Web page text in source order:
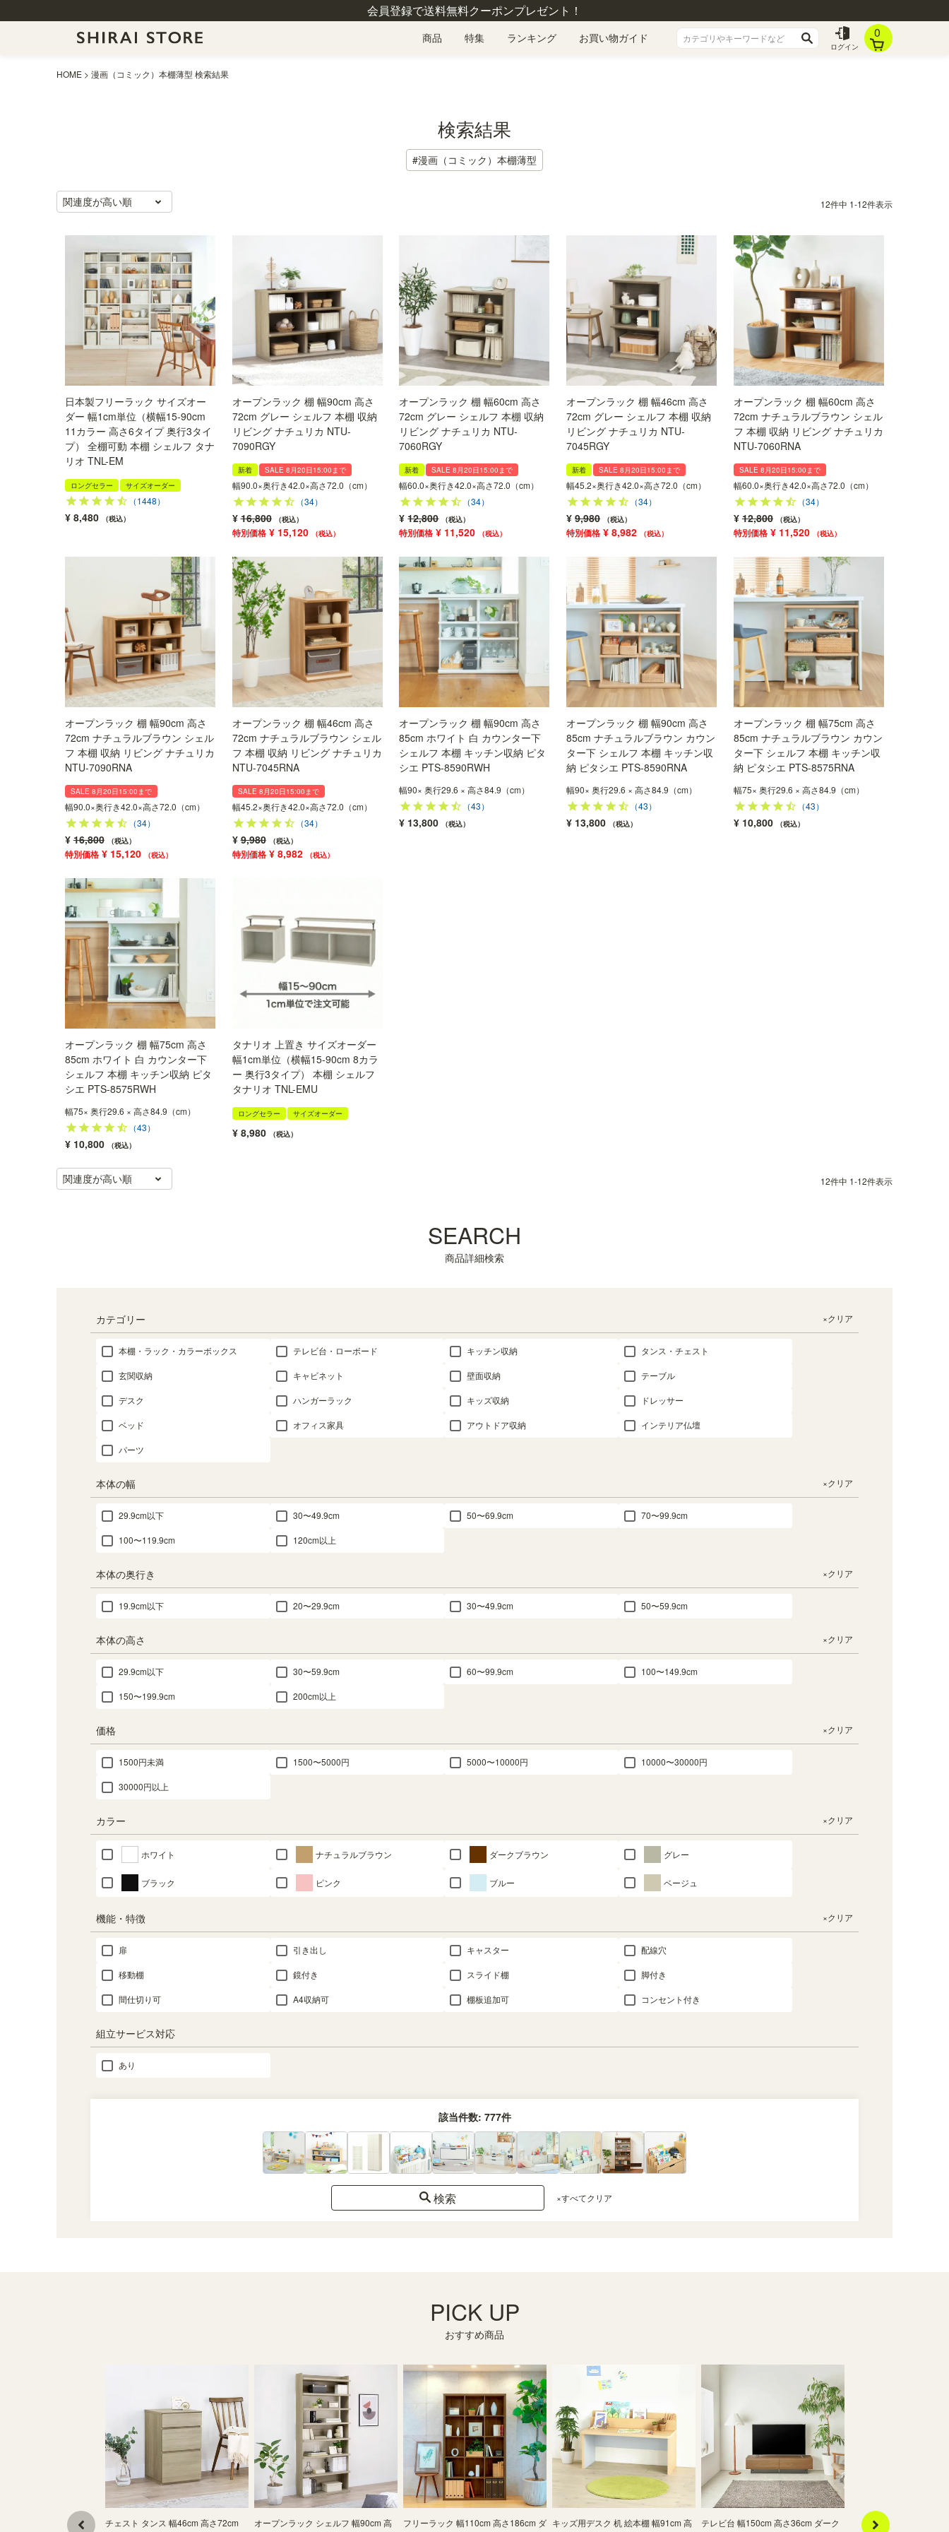
会員登録で送料無料クーポンプレゼント！
商品 特集 ランキング お買い物ガイド
ログイン
0
HOME 漫画（コミック）本棚薄型 検索結果
検索結果
#漫画（コミック）本棚薄型
関連度が高い順 12件中 1-12件表示
日本製フリーラック サイズオー
ダー 幅1cm単位（横幅15-90cm
11カラー 高さ6タイプ 奥行3タイ
プ） 全棚可動 本棚 シェルフ タナ
リオ TNL-EM
ロングセラー サイズオーダー
（1448）
¥ 8,480 税込
オープンラック 棚 幅90cm 高さ
72cm グレー シェルフ 本棚 収納
リビング ナチュリカ NTU-
7090RGY
新着 SALE 8月20日15:00まで
幅90.0×奥行き42.0×高さ72.0（cm）
（34）
¥ 16,800 税込
¥ 15,120 税込
オープンラック 棚 幅60cm 高さ
72cm グレー シェルフ 本棚 収納
リビング ナチュリカ NTU-
7060RGY
新着 SALE 8月20日15:00まで
幅60.0×奥行き42.0×高さ72.0（cm）
（34）
¥ 12,800 税込
¥ 11,520 税込
オープンラック 棚 幅46cm 高さ
72cm グレー シェルフ 本棚 収納
リビング ナチュリカ NTU-
7045RGY
新着 SALE 8月20日15:00まで
幅45.2×奥行き42.0×高さ72.0（cm）
（34）
¥ 9,980 税込
¥ 8,982 税込
オープンラック 棚 幅60cm 高さ
72cm ナチュラルブラウン シェル
フ 本棚 収納 リビング ナチュリカ
NTU-7060RNA
SALE 8月20日15:00まで
幅60.0×奥行き42.0×高さ72.0（cm）
（34）
¥ 12,800 税込
¥ 11,520 税込
オープンラック 棚 幅90cm 高さ
72cm ナチュラルブラウン シェル
フ 本棚 収納 リビング ナチュリカ
NTU-7090RNA
SALE 8月20日15:00まで
幅90.0×奥行き42.0×高さ72.0（cm）
（34）
¥ 16,800 税込
¥ 15,120 税込
オープンラック 棚 幅46cm 高さ
72cm ナチュラルブラウン シェル
フ 本棚 収納 リビング ナチュリカ
NTU-7045RNA
SALE 8月20日15:00まで
幅45.2×奥行き42.0×高さ72.0（cm）
（34）
¥ 9,980 税込
¥ 8,982 税込
オープンラック 棚 幅90cm 高さ
85cm ホワイト 白 カウンター下
シェルフ 本棚 キッチン収納 ピタ
シエ PTS-8590RWH
幅90× 奥行29.6 × 高さ84.9（cm）
（43）
¥ 13,800 税込
オープンラック 棚 幅90cm 高さ
85cm ナチュラルブラウン カウン
ター下 シェルフ 本棚 キッチン収
納 ピタシエ PTS-8590RNA
幅90× 奥行29.6 × 高さ84.9（cm）
（43）
¥ 13,800 税込
オープンラック 棚 幅75cm 高さ
85cm ナチュラルブラウン カウン
ター下 シェルフ 本棚 キッチン収
納 ピタシエ PTS-8575RNA
幅75× 奥行29.6 × 高さ84.9（cm）
（43）
¥ 10,800 税込
オープンラック 棚 幅75cm 高さ
85cm ホワイト 白 カウンター下
シェルフ 本棚 キッチン収納 ピタ
シエ PTS-8575RWH
幅75× 奥行29.6 × 高さ84.9（cm）
（43）
¥ 10,800 税込
タナリオ 上置き サイズオーダー
幅1cm単位（横幅15-90cm 8カラ
ー 奥行3タイプ） 本棚 シェルフ
タナリオ TNL-EMU
ロングセラー サイズオーダー
¥ 8,980 税込
関連度が高い順 12件中 1-12件表示
SEARCH
商品詳細検索
カテゴリー ×クリア
本棚・ラック・カラーボックス テレビ台・ローボード キッチン収納 タンス・チェスト
玄関収納 キャビネット 壁面収納 テーブル
デスク ハンガーラック キッズ収納 ドレッサー
ベッド オフィス家具 アウトドア収納 インテリア仏壇
パーツ
本体の幅 ×クリア
29.9cm以下 30〜49.9cm 50〜69.9cm 70〜99.9cm
100〜119.9cm 120cm以上
本体の奥行き ×クリア
19.9cm以下 20〜29.9cm 30〜49.9cm 50〜59.9cm
本体の高さ ×クリア
29.9cm以下 30〜59.9cm 60〜99.9cm 100〜149.9cm
150〜199.9cm 200cm以上
価格 ×クリア
1500円未満 1500〜5000円 5000〜10000円 10000〜30000円
30000円以上
カラー ×クリア
ホワイト ナチュラルブラウン ダークブラウン グレー
ブラック ピンク ブルー ベージュ
機能・特徴 ×クリア
扉 引き出し キャスター 配線穴
移動棚 鏡付き スライド棚 脚付き
間仕切り可 A4収納可 棚板追加可 コンセント付き
組立サービス対応
あり
該当件数: 777件
検索 ×すべてクリア
PICK UP
おすすめ商品
チェスト タンス 幅46cm 高さ72cm
オープンラック シェルフ 幅90cm 高
フリーラック 幅110cm 高さ186cm ダ キッズ用デスク 机 絵本棚 幅91cm 高
テレビ台 幅150cm 高さ36cm ダーク
絵本棚 おもちゃディス